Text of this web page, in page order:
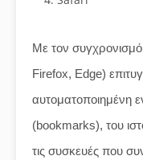
Με τον
Firefox, Edge)
αυτοματοποιημένη
(bookmarks), του
τις συσκευές που